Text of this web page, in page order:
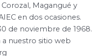
Magangué y
en dos ocasiones.
de noviembre de 1968.
a nuestro sitio web